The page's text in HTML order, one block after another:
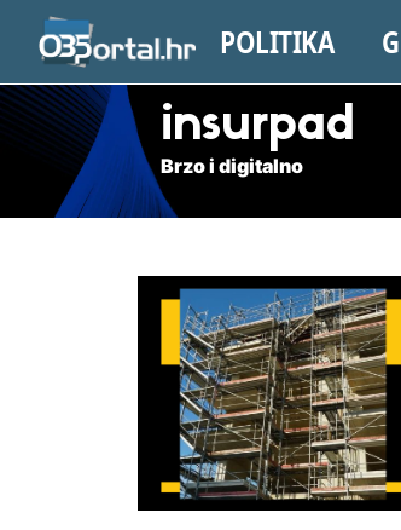
POLITIKA
insurpad
Brzo i digitalno